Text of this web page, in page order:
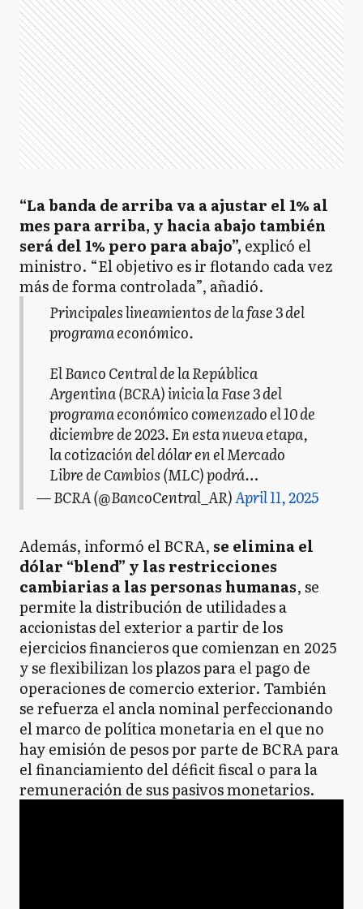
“La banda de arriba va a ajustar el 1% al
mes para arriba, y hacia abajo también
será del 1% pero para abajo”, explicó el
ministro. “El objetivo es ir flotando cada vez
más de forma controlada”, añadió.
Principales lineamientos de la fase 3 del
programa económico.
El Banco Central de la República
Argentina (BCRA) inicia la Fase 3 del
programa económico comenzado el 10 de
diciembre de 2023. En esta nueva etapa,
la cotización del dólar en el Mercado
Libre de Cambios (MLC) podrá…
— BCRA (@BancoCentral_AR)April 11, 2025
Además, informó el BCRA, se elimina el
dólar “blend” y las restricciones
cambiarias a las personas humanas, se
permite la distribución de utilidades a
accionistas del exterior a partir de los
ejercicios financieros que comienzan en 2025
y se flexibilizan los plazos para el pago de
operaciones de comercio exterior. También
se refuerza el ancla nominal perfeccionando
el marco de política monetaria en el que no
hay emisión de pesos por parte de BCRA para
el financiamiento del déficit fiscal o para la
remuneración de sus pasivos monetarios.